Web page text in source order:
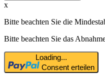
x
Bitte beachten Sie die
Bitte beachten Sie das
Loading...
Consent erteilen